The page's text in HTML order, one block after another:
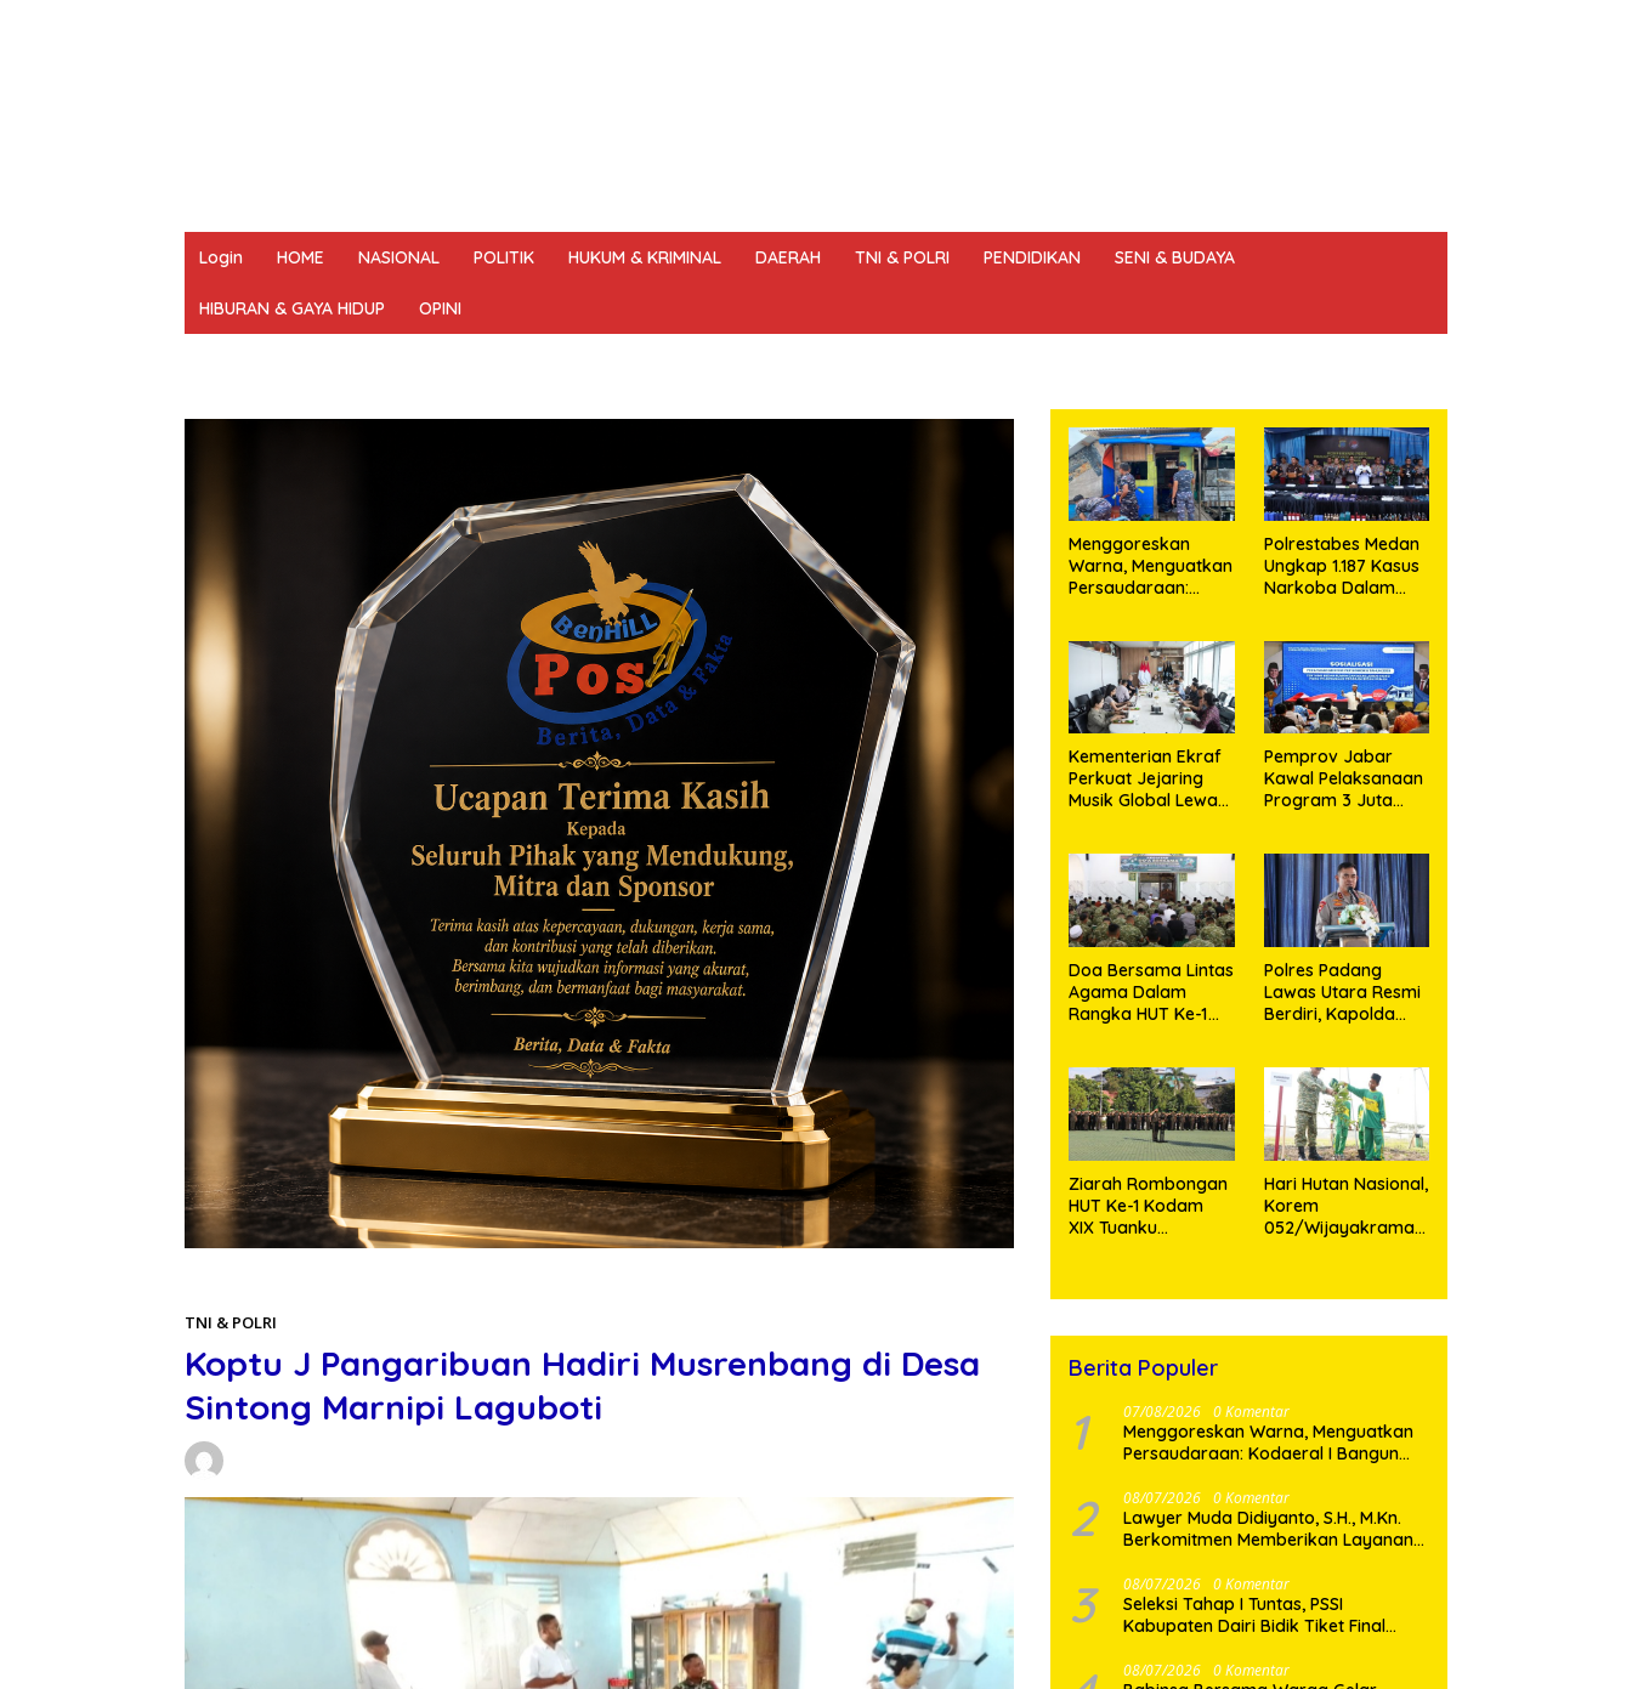
Login HOME NASIONAL POLITIK HUKUM & KRIMINAL DAERAH TNI & POLRI PENDIDIKAN SENI & BUDAYA
HIBURAN & GAYA HIDUP OPINI
TNI & POLRI
Koptu J Pangaribuan Hadiri Musrenbang di Desa
Sintong Marnipi Laguboti
‎Menggoreskan
Warna, Menguatkan
Persaudaraan:
Masyarakat Pesisir
Polrestabes Medan
Ungkap 1.187 Kasus
Narkoba Dalam
Kilogram Barang
Bukti
Kementerian Ekraf
Perkuat Jejaring
Musik Global Lewat
Pemprov Jabar
Kawal Pelaksanaan
Program 3 Juta
Rakyat
Doa Bersama Lintas
Agama Dalam
Rangka HUT Ke-1
Polres Padang
Lawas Utara Resmi
Berdiri, Kapolda
dan Penambahan
Personel
Ziarah Rombongan
HUT Ke-1 Kodam
XIX Tuanku
Hari Hutan Nasional,
Korem
052/Wijayakrama
Berita Populer
1 07/08/2026 0 Komentar
‎Menggoreskan Warna, Menguatkan
Persaudaraan: Kodaeral I Bangun
Pesisir
2 08/07/2026 0 Komentar
Lawyer Muda Didiyanto, S.H., M.Kn.
Berkomitmen Memberikan Layanan
Pada Keadilan
3 08/07/2026 0 Komentar
Seleksi Tahap I Tuntas, PSSI
Kabupaten Dairi Bidik Tiket Final
08/07/2026 0 Komentar